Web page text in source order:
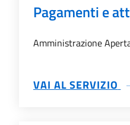
Pagamenti e
Amministrazione
VAI AL SERVIZIO